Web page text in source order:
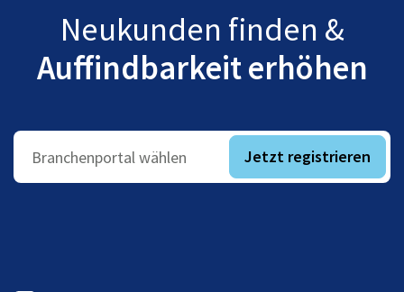
Neukunden finden &
Auffindbarkeit erhöhen
Branchenportal wählen Jetzt registrieren